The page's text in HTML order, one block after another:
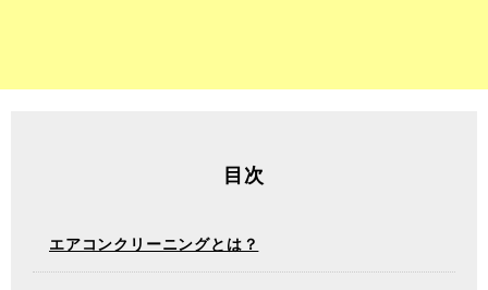
目次
エアコンクリーニングとは？